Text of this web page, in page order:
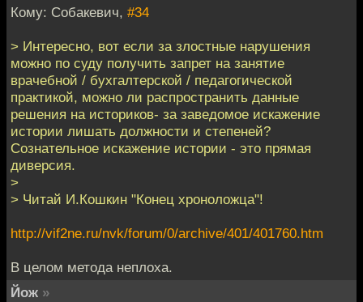
Кому: Собакевич, #34
> Интересно, вот если за злостные нарушения
можно по суду получить запрет на занятие
врачебной / бухгалтерской / педагогической
практикой, можно ли распространить данные
решения на историков- за заведомое искажение
истории лишать должности и степеней?
Сознательное искажение истории - это прямая
диверсия.
>
> Читай И.Кошкин "Конец хроноложца"!
http://vif2ne.ru/nvk/forum/0/archive/401/401760.htm
В целом метода неплоха.
Йож »